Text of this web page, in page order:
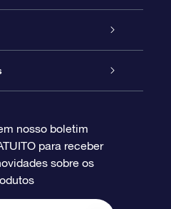
OSR
da OSR
nosso boletim
para receber
sobre os